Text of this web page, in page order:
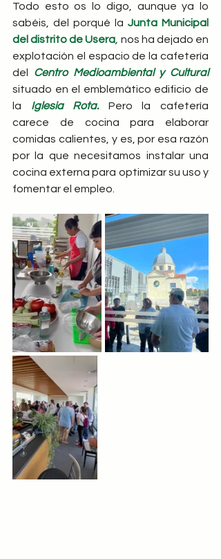
Todo esto os lo digo, aunque ya lo
sabéis, del porqué la Junta Municipal
del distrito de Usera, nos ha dejado en
explotación el espacio de la cafetería
del
Centro Medioambiental y Cultural
situado en el emblemático edificio de
la Iglesia Rota. Pero la cafetería
carece de cocina para elaborar
comidas calientes, y es, por esa razón
por la que necesitamos instalar una
cocina externa para optimizar su uso y
fomentar el empleo.